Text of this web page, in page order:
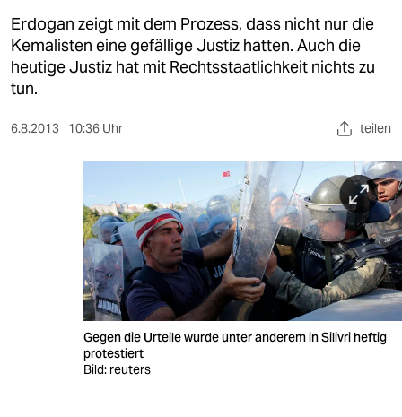
gesellschaft
kultur
sport
berlin
wahrheit
veranstaltungen
Erdogan zeigt mit dem Prozess, dass nicht nur die
Kemalisten eine gefällige Justiz hatten. Auch die
heutige Justiz hat mit Rechtsstaatlichkeit nichts zu
tun.
6.8.2013 10:36 Uhr teilen
Gegen die Urteile wurde unter anderem in Silivri heftig
protestiert
Bild: reuters